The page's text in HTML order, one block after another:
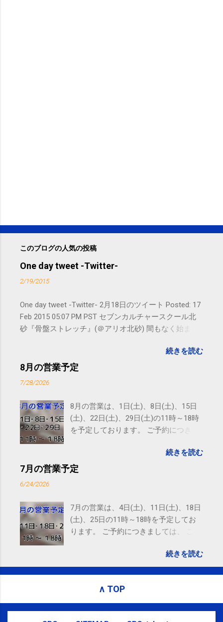
このブログの人気の投稿
One day tweet -Twitter-
2/19/2015
One day tweet -Twitter- 2月18日のツイート Posted: 17
Feb 2015 05:07 PM PST セブンカルチャースクール北
砂『骨盤ストレッチ』(＠アリオ北砂) 間もなく始まり
subscribed to email updates from サクマフィジカルコ
ンディショニング(@SPCstyle) - Twilog To stop
Email delivery powered by Google Google Inc., 1600
Amphitheatre Parkway, Mountain View, CA 94043,
United States
続きを読む
8月の営業予定
7/28/2026
8月の営業は、1日(土)、8日(土)、15日
(土)、22日(土)、29日(土)の11時～18時
を予定しております。 ご予約につきま
す。 電話に出られないことがあります
ので、ご予約、お問い合わせは
続きを読む
7月の営業予定
6/24/2026
7月の営業は、4日(土)、11日(土)、18日
(土)、25日の11時～18時を予定してお
ります。 ご予約につきましては、 こち
れないことがありますので、ご予約、
お問い合わせはSMS（ショートメッセ
続きを読む
∧ TOP